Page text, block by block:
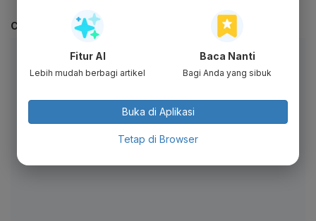
CEK JUGA DATA INI
Fitur AI
Lebih mudah berbagi artikel
Baca Nanti
Bagi Anda yang sibuk
Buka di Aplikasi
Tetap di Browser